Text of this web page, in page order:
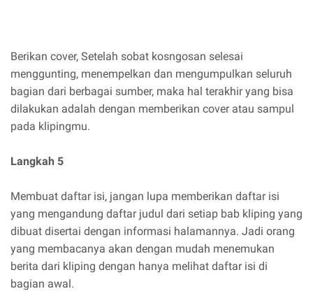
Berikan cover, Setelah sobat kosngosan selesai
menggunting, menempelkan dan mengumpulkan seluruh
bagian dari berbagai sumber, maka hal terakhir yang bisa
dilakukan adalah dengan memberikan cover atau sampul
pada klipingmu.
Langkah 5
Membuat daftar isi, jangan lupa memberikan daftar isi
yang mengandung daftar judul dari setiap bab kliping yang
dibuat disertai dengan informasi halamannya. Jadi orang
yang membacanya akan dengan mudah menemukan
berita dari kliping dengan hanya melihat daftar isi di
bagian awal.